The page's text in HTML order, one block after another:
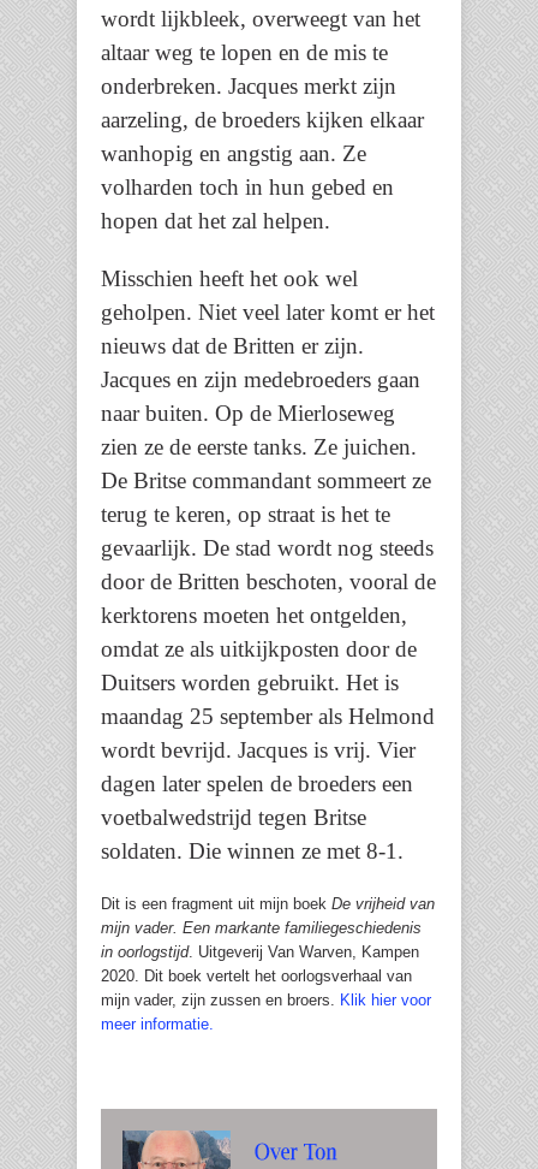
wordt lijkbleek, overweegt van het
altaar weg te lopen en de mis te
onderbreken. Jacques merkt zijn
aarzeling, de broeders kijken elkaar
wanhopig en angstig aan. Ze
volharden toch in hun gebed en
hopen dat het zal helpen.
Misschien heeft het ook wel
geholpen. Niet veel later komt er het
nieuws dat de Britten er zijn.
Jacques en zijn medebroeders gaan
naar buiten. Op de Mierloseweg
zien ze de eerste tanks. Ze juichen.
De Britse commandant sommeert ze
terug te keren, op straat is het te
gevaarlijk. De stad wordt nog steeds
door de Britten beschoten, vooral de
kerktorens moeten het ontgelden,
omdat ze als uitkijkposten door de
Duitsers worden gebruikt. Het is
maandag 25 september als Helmond
wordt bevrijd. Jacques is vrij. Vier
dagen later spelen de broeders een
voetbalwedstrijd tegen Britse
soldaten. Die winnen ze met 8-1.
Dit is een fragment uit mijn boek De vrijheid van
mijn vader. Een markante familiegeschiedenis
in oorlogstijd. Uitgeverij Van Warven, Kampen
2020. Dit boek vertelt het oorlogsverhaal van
mijn vader, zijn zussen en broers. Klik hier voor
meer informatie.